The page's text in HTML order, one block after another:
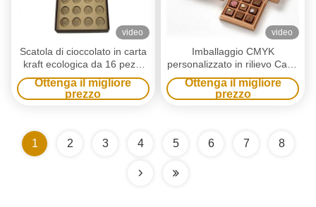
video
Scatola di cioccolato in carta
kraft ecologica da 16 pezzi
con certificato SGS e design
personalizzato del coperchio
e della base per San
Ottenga il migliore
prezzo
video
Imballaggio CMYK
personalizzato in rilievo Capo
di cioccolato per caramelle
Artpaper Box con base a
nastro
Ottenga il migliore
prezzo
1 2 3 4 5 6 7 8